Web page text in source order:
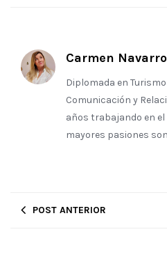
Carmen Navarro
Diplomada en
Comunicación y
años trabajando en
mayores pasiones
POST ANTERIOR